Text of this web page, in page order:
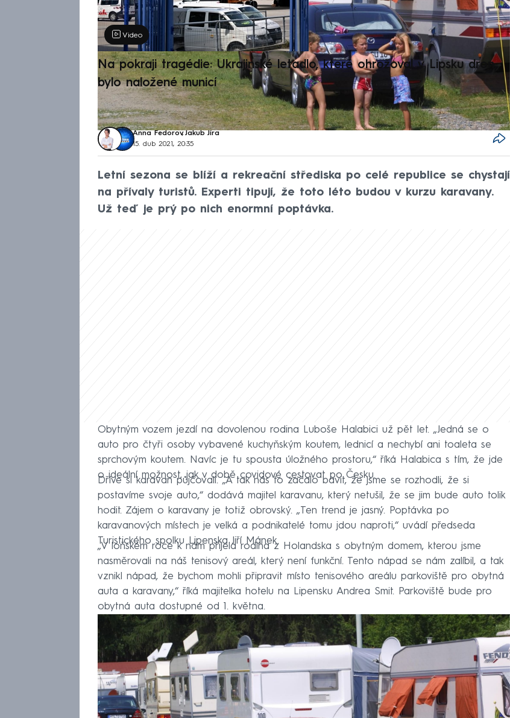
Video
Na pokraji tragédie: Ukrajinské letadlo, které ohrožoval v Lipsku dron,
bylo naložené municí
Anna Fedorov, Jakub Jíra
15. dub 2021, 20:35
Letní sezona se blíží a rekreační střediska po celé republice se chystají
na přívaly turistů. Experti tipují, že toto léto budou v kurzu karavany.
Už teď je prý po nich enormní poptávka.
Obytným vozem jezdí na dovolenou rodina Luboše Halabici už pět let. „Jedná se o
auto pro čtyři osoby vybavené kuchyňským koutem, lednicí a nechybí ani toaleta se
sprchovým koutem. Navíc je tu spousta úložného prostoru,“ říká Halabica s tím, že jde
o ideální možnost, jak v době covidové cestovat po Česku.
Dříve si karavan půjčovali. „A tak nás to začalo bavit, že jsme se rozhodli, že si
postavíme svoje auto,“ dodává majitel karavanu, který netušil, že se jim bude auto tolik
hodit. Zájem o karavany je totiž obrovský. „Ten trend je jasný. Poptávka po
karavanových místech je velká a podnikatelé tomu jdou naproti,“ uvádí předseda
Turistického spolku Lipenska Jiří Mánek.
„V loňském roce k nám přijela rodina z Holandska s obytným domem, kterou jsme
nasměrovali na náš tenisový areál, který není funkční. Tento nápad se nám zalíbil, a tak
vznikl nápad, že bychom mohli připravit místo tenisového areálu parkoviště pro obytná
auta a karavany,“ říká majitelka hotelu na Lipensku Andrea Smit. Parkoviště bude pro
obytná auta dostupné od 1. května.